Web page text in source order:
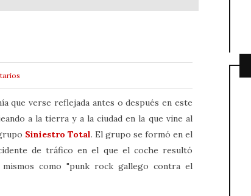
que verse reflejada antes o después en este
a la tierra y a la ciudad en la que vine al
Siniestro Total. El grupo se formó en el
de tráfico en el que el coche resultó
como "punk rock gallego contra el